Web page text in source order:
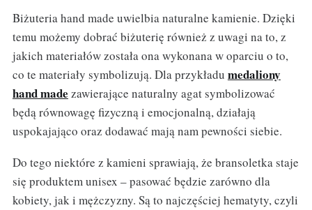
Biżuteria hand made uwielbia naturalne kamienie. Dzięki
temu możemy dobrać biżuterię również z uwagi na to, z
jakich materiałów została ona wykonana w oparciu o to,
co te materiały symbolizują. Dla przykładu medaliony
hand made zawierające naturalny agat symbolizować
będą równowagę fizyczną i emocjonalną, działają
uspokajająco oraz dodawać mają nam pewności siebie.
Do tego niektóre z kamieni sprawiają, że bransoletka staje
się produktem unisex – pasować będzie zarówno dla
kobiety, jak i mężczyzny. Są to najczęściej hematyty, czyli